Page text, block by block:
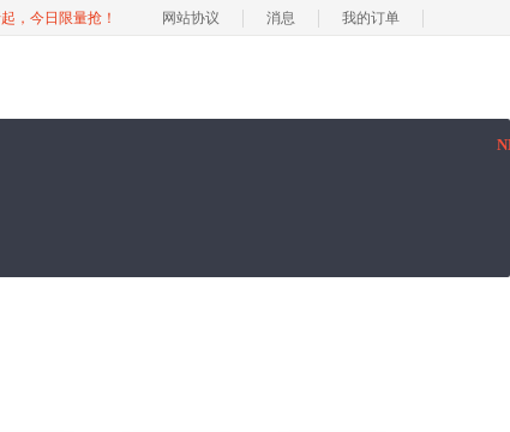
，今日限量抢！ 网站协议 消息 我的订单